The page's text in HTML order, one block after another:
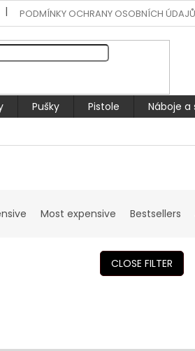
PODMÍNKY OCHRANY OSOBNÍCH ÚDAJŮ
Pušky Pistole Náboje a
Most expensive Bestsellers
CLOSE FILTER